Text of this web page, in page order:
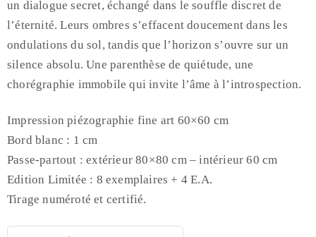
un dialogue secret, échangé dans le souffle discret de
l’éternité. Leurs ombres s’effacent doucement dans les
ondulations du sol, tandis que l’horizon s’ouvre sur un
silence absolu. Une parenthèse de quiétude, une
chorégraphie immobile qui invite l’âme à l’introspection.
Impression piézographie fine art 60×60 cm
Bord blanc : 1 cm
Passe-partout : extérieur 80×80 cm – intérieur 60 cm
Edition Limitée : 8 exemplaires + 4 E.A.
Tirage numéroté et certifié.